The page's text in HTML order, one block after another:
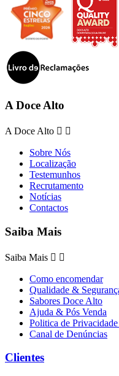
A Doce Alto
A Doce Alto  
Sobre Nós
Localização
Testemunhos
Recrutamento
Notícias
Contactos
Saiba Mais
Saiba Mais  
Como encomendar
Qualidade &
Sabores Doce Alto
Ajuda & Pós Venda
Politica de
Canal de Denúncias
Clientes